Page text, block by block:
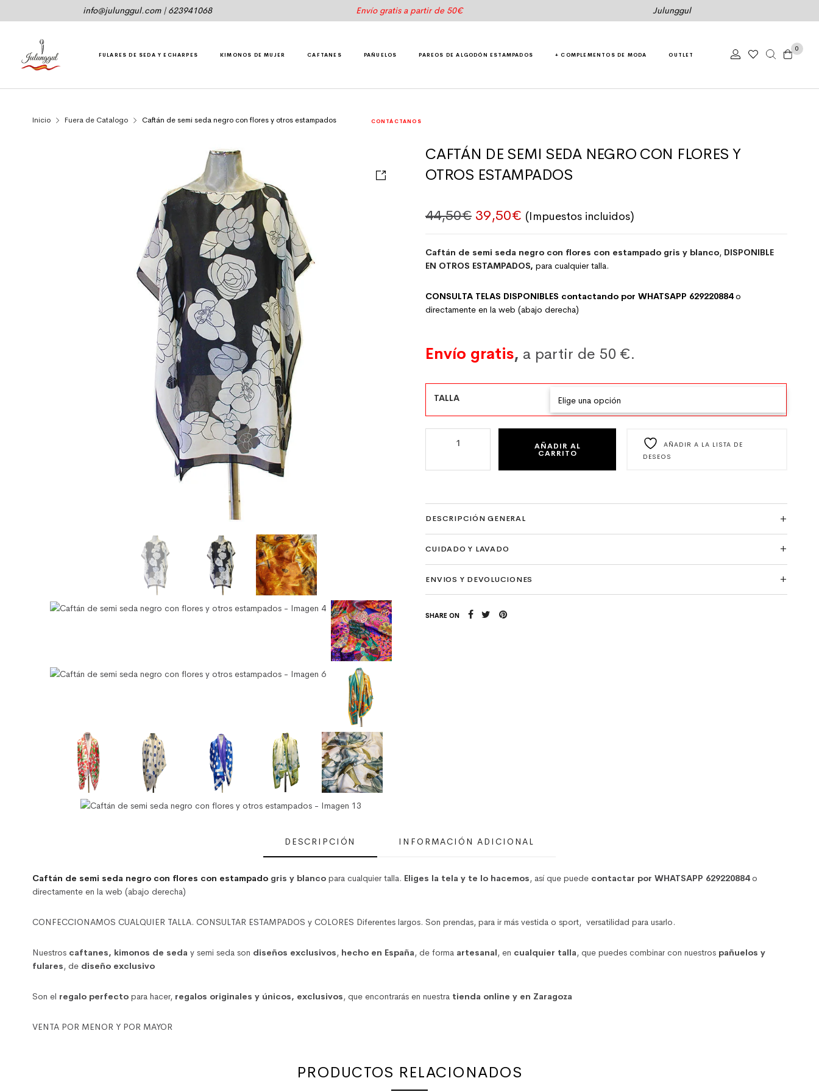
info@julunggul.com| 623941068 Envío gratis a partir de 50€ Julunggul
FULARES DE SEDA Y ECHARPES KIMONOS DE MUJER CAFTANES PAÑUELOS PAREOS DE ALGODÓN ESTAMPADOS + COMPLEMENTOS DE MODA OUTLET
CONTÁCTANOS
0
Inicio Fuera de Catalogo Caftán de semi seda negro con flores y otros estampados
CAFTÁN DE SEMI SEDA NEGRO CON FLORES Y
OTROS ESTAMPADOS
44,50€ El precio original era: 44,50€.
39,50€ El precio actual es: 39,50€.
(Impuestos incluidos)
Caftán de semi seda negro con flores con estampado gris y blanco, DISPONIBLE
EN OTROS ESTAMPADOS,para cualquier talla.
CONSULTA TELAS DISPONIBLES contactando por WHATSAPP 629220884o
directamente en la web (abajo derecha)
Envío gratis, a partir de 50 €.
TALLA
CAFTÁN DE SEMI SEDA NEGRO CON FLORES Y OTROS ESTAMPADOS CANTIDAD
AÑADIR AL
CARRITO
AÑADIR A LA LISTA DE
DESEOS
DESCRIPCIÓN GENERAL
CUIDADO Y LAVADO
ENVIOS Y DEVOLUCIONES
SHARE ON
DESCRIPCIÓN INFORMACIÓN ADICIONAL
Caftán de semi seda negro con flores con estampado gris y blancopara cualquier talla. Eliges la tela y te lo hacemos, así que puede contactar por WHATSAPP 629220884o
directamente en la web (abajo derecha)
CONFECCIONAMOS CUALQUIER TALLA. CONSULTAR ESTAMPADOS y COLORES Diferentes largos. Son prendas, para ir más vestida o sport, versatilidad para usarlo.
Nuestros caftanes, kimonos de seda y semi seda son diseños exclusivos, hecho en España, de forma artesanal, en cualquier talla, que puedes combinar con nuestros pañuelos y
fulares, de diseño exclusivo
Son el regalo perfectopara hacer, regalos originales y únicos, exclusivos, que encontrarás en nuestra tienda online y en Zaragoza
VENTA POR MENOR Y POR MAYOR
PRODUCTOS RELACIONADOS